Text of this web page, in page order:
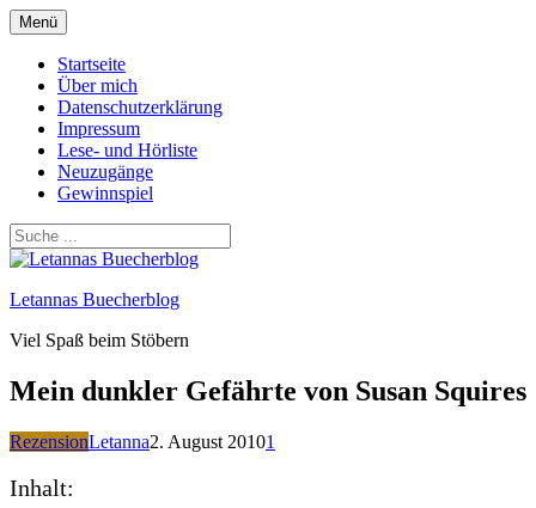
Zum
Inhalt
springen
Menü
Startseite
Über mich
Datenschutzerklärung
Impressum
Lese- und Hörliste
Neuzugänge
Gewinnspiel
Letannas Buecherblog
Viel Spaß beim Stöbern
Mein dunkler Gefährte von Susan Squires
RezensionLetanna2. August 20101
Inhalt: